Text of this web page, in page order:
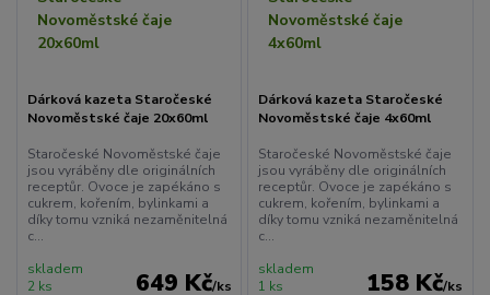
Dárková kazeta Staročeské
Novoměstské čaje 20x60ml
Staročeské Novoměstské čaje
jsou vyráběny dle originálních
receptůr. Ovoce je zapékáno s
cukrem, kořením, bylinkami a
díky tomu vzniká nezaměnitelná
c...
649 Kč/ks
skladem
2 ks
Dárková kazeta Staročeské
Novoměstské čaje 4x60ml
Staročeské Novoměstské čaje
jsou vyráběny dle originálních
receptůr. Ovoce je zapékáno s
cukrem, kořením, bylinkami a
díky tomu vzniká nezaměnitelná
c...
158 Kč/ks
skladem
1 ks